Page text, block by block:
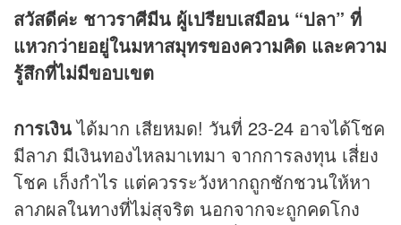
สวัสดีค่ะ ชาวราศีมีน ผู้เปรียบเสมือน “ปลา” ที่
แหวกว่ายอยู่ในมหาสมุทรของความคิด และความ
รู้สึกที่ไม่มีขอบเขต
การเงินได้มาก เสียหมด! วันที่ 23-24 อาจได้โชค
มีลาภ มีเงินทองไหลมาเทมา จากการลงทุน เสี่ยง
โชค เก็งกำไร แต่ควรระวังหากถูกชักชวนให้หา
ลาภผลในทางที่ไม่สุจริต นอกจากจะถูกคดโกง